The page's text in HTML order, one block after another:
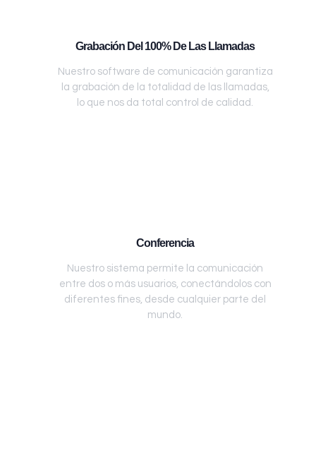
Grabación Del 100% De Las Llamadas
Nuestro software de comunicación garantiza
la grabación de la totalidad de las llamadas,
lo que nos da total control de calidad.
Conferencia
Nuestro sistema permite la comunicación
entre dos o más usuarios, conectándolos con
diferentes fines, desde cualquier parte del
mundo.